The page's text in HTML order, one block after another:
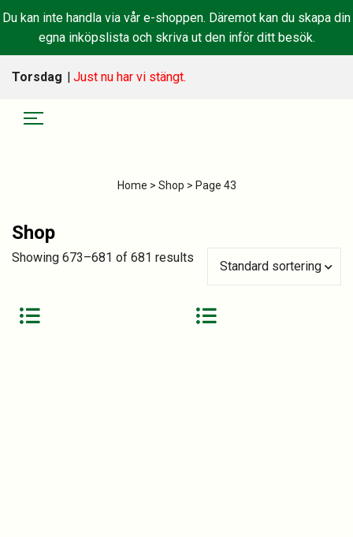
Du kan inte handla via vår e-shoppen. Däremot kan du skapa din
egna inköpslista och skriva ut den inför ditt besök.
Torsdag | Just nu har vi stängt.
Home > Shop > Page 43
Shop
Showing 673–681 of 681 results
Standard sortering